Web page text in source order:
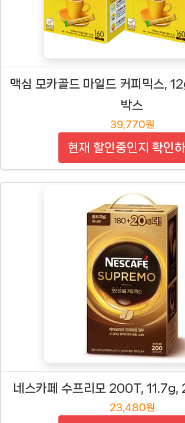
맥심 모카골드 마일드 커피믹스,
박스
39,770원
현재 할인중인지 확인하
네스카페 수프리모 200T, 11.7g,
23,480원